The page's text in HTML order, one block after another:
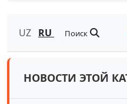
UZ RU Поиск
НОВОСТИ ЭТОЙ